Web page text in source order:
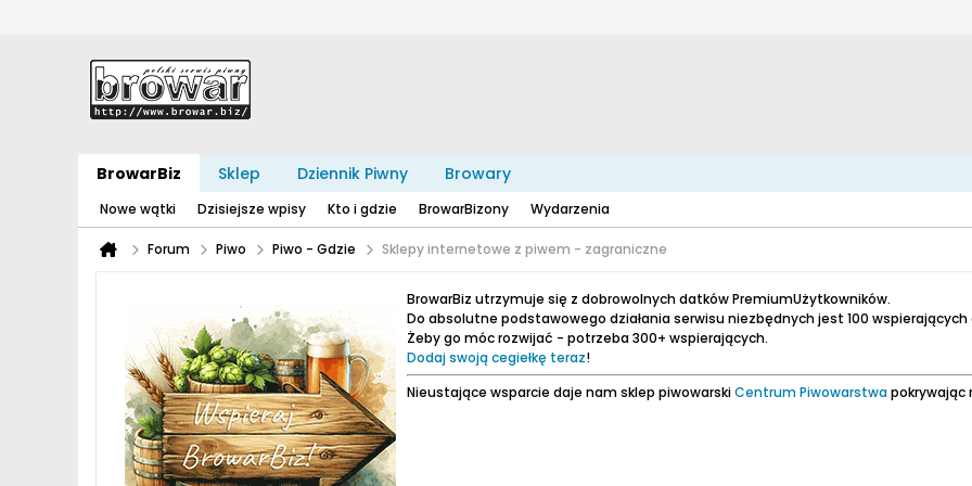
BrowarBiz Sklep Dziennik Piwny Browary
Nowe wątki Dzisiejsze wpisy Kto i gdzie BrowarBizony Wydarzenia
Forum Piwo Piwo - Gdzie Sklepy internetowe z piwem - zagraniczne
BrowarBiz utrzymuje się z dobrowolnych datków PremiumUżytkowników.
Do absolutne podstawowego działania serwisu niezbędnych jest 100 wspierających
Żeby go móc rozwijać - potrzeba 300+ wspierających.
Dodaj swoją cegiełkę teraz!
Nieustające wsparcie daje nam sklep piwowarskiCentrum Piwowarstwapokrywając